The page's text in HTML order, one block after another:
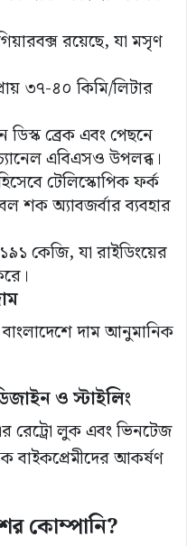
রয়েছে, যা মসৃণ
৩৭-৪০ কিমি/লিটার
ডিস্ক ব্রেক এবং পেছনে
এবিএসও উপলব্ধ।
টেলিস্কোপিক ফর্ক
শক অ্যাবজর্বার ব্যবহার
কেজি, যা রাইডিংয়ের
দাম আনুমানিক
ও স্টাইলিং
রেট্রো লুক এবং ভিনটেজ
বাইকপ্রেমীদের আকর্ষণ
কোম্পানি?